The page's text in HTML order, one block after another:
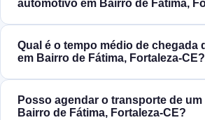
automotivo em Bairro de Fátima,
Qual é o tempo médio de chegada
em Bairro de Fátima, Fortaleza‑CE?
Posso agendar o transporte de um
Bairro de Fátima, Fortaleza‑CE?